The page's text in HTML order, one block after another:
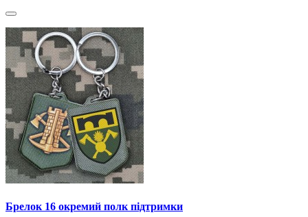
Брелок 16 окремий полк підтримки